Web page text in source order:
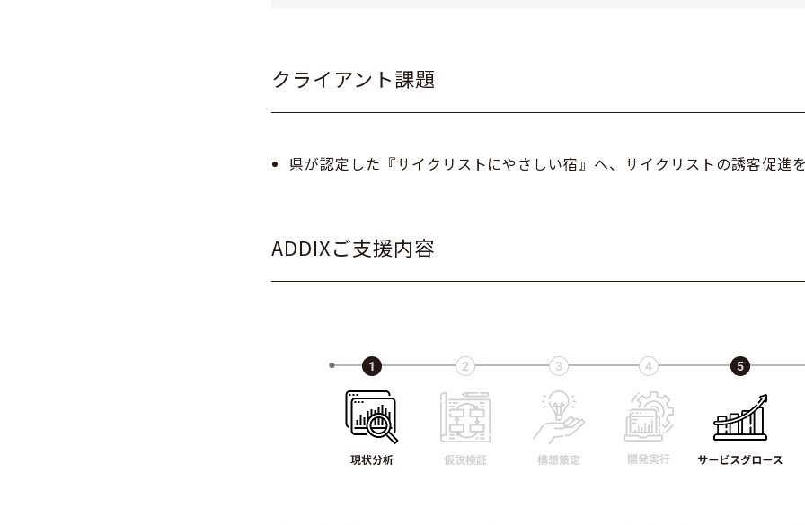
クライアント課題
県が認定した『サイクリストにやさしい宿』へ、サイクリストの誘客促進
ADDIXご支援内容